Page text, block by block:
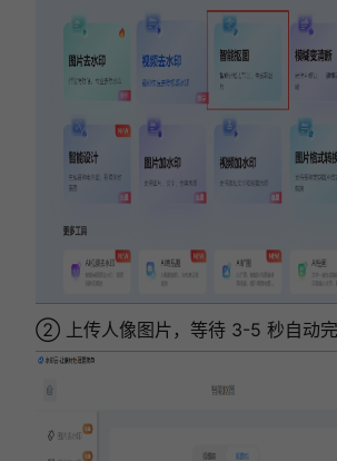
② 上传人像图片，等待 3-5 秒自动完